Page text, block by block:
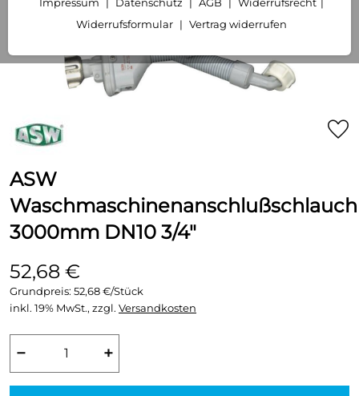
Impressum Datenschutz AGB
Widerrufsrecht
Widerrufsformular
Vertrag widerrufen
ASW
Waschmaschinenanschlußschlauch
3000mm DN10 3/4"
52,68 €
Grundpreis: 52,68 €/Stück
inkl. 19% MwSt., zzgl. Versandkosten
− +